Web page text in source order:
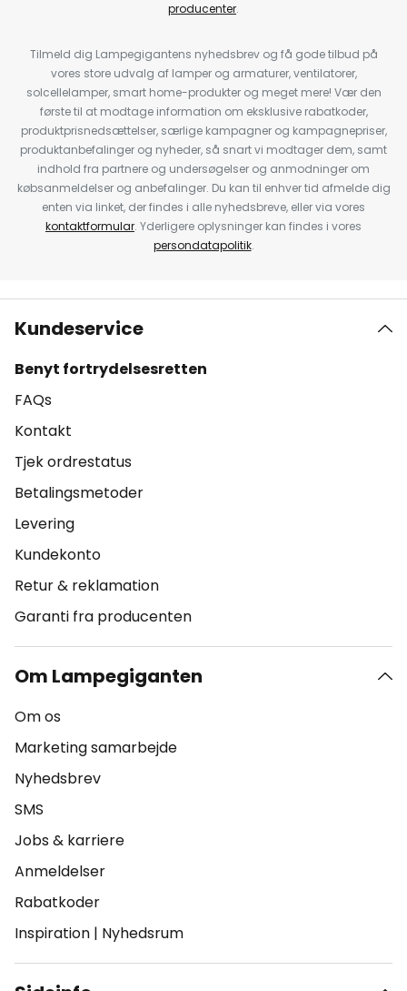
producenter.
Tilmeld dig Lampegigantens nyhedsbrev og få gode tilbud på
vores store udvalg af lamper og armaturer, ventilatorer,
solcellelamper, smart home-produkter og meget mere! Vær den
første til at modtage information om eksklusive rabatkoder,
produktprisnedsættelser, særlige kampagner og kampagnepriser,
produktanbefalinger og nyheder, så snart vi modtager dem, samt
indhold fra partnere og undersøgelser og anmodninger om
købsanmeldelser og anbefalinger. Du kan til enhver tid afmelde dig
enten via linket, der findes i alle nyhedsbreve, eller via vores
kontaktformular. Yderligere oplysninger kan findes i vores
persondatapolitik.
Kundeservice
Benyt fortrydelsesretten
FAQs
Kontakt
Tjek ordrestatus
Betalingsmetoder
Levering
Kundekonto
Retur & reklamation
Garanti fra producenten
Om Lampegiganten
Om os
Marketing samarbejde
Nyhedsbrev
SMS
Jobs & karriere
Anmeldelser
Rabatkoder
Inspiration | Nyhedsrum